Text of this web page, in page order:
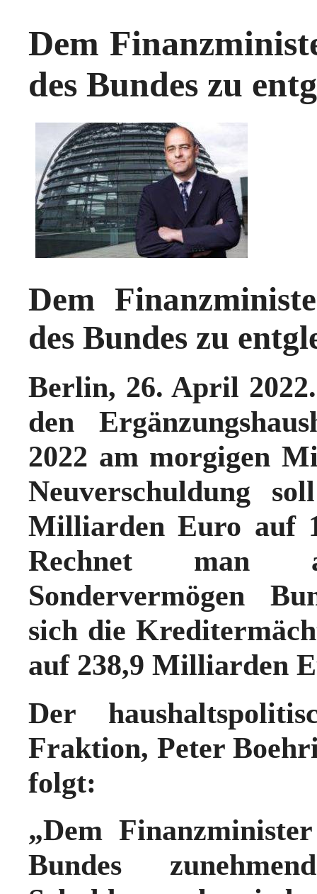
Dem
des Bundes zu
Dem
des Bundes zu
Berlin, 26. April
den
2022 am morgigen
Neuverschuldung
Milliarden Euro auf
Rechnet man
Sondervermögen
sich die
auf 238,9 Milliarden
Der
Fraktion, Peter
folgt:
„Dem
Bundes